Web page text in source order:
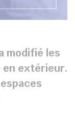
modifié les
en extérieur.